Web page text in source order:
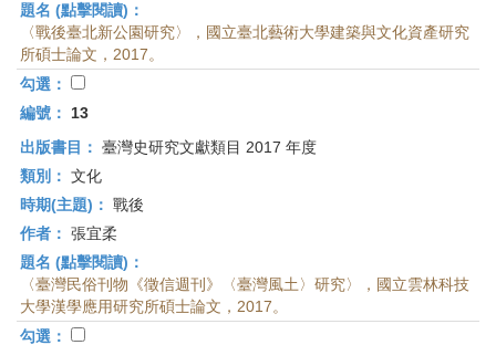
題名 (點擊閱讀)：
〈戰後臺北新公園研究〉，國立臺北藝術大學建築與文化資產研究
所碩士論文，2017。
勾選：
編號：
13
出版書目： 臺灣史研究文獻類目 2017 年度
類別： 文化
時期(主題)： 戰後
作者： 張宜柔
題名 (點擊閱讀)：
〈臺灣民俗刊物《徵信週刊》〈臺灣風土〉研究〉，國立雲林科技
大學漢學應用研究所碩士論文，2017。
勾選：